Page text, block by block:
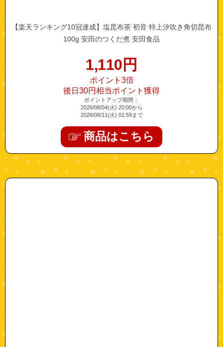
【楽天ランキング10冠達成】塩昆布茶 初音 特上汐吹き角切昆布
100g 安田のつくだ煮 安田食品
1,110 円
ポイント3倍
後日30円相当ポイント獲得
ポイントアップ期間：
2026/08/04(火) 20:00から
2026/08/11(火) 01:59まで
商品はこちら
"inyan-b016mt611o-2"